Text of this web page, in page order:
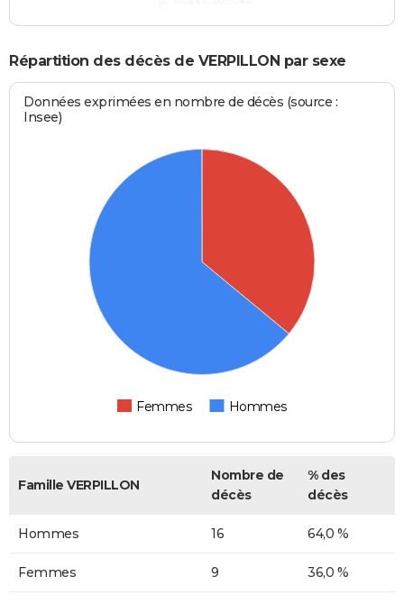
Répartition des décès de VERPILLON par sexe
Données exprimées en nombre de décès (source :
Insee)
Femmes Hommes
Famille VERPILLON
Nombre de
décès
% des
décès
Hommes 16 64,0 %
Femmes 9 36,0 %